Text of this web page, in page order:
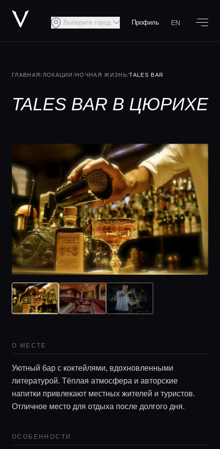
Выберите город Профиль EN
ГЛАВНАЯ/ ЛОКАЦИИ /НОЧНАЯ ЖИЗНЬ/TALES BAR
TALES BAR В ЦЮРИХЕ
О МЕСТЕ
Уютный бар с коктейлями, вдохновленными
литературой. Тёплая атмосфера и авторские
напитки привлекают местных жителей и туристов.
Отличное место для отдыха после долгого дня.
ОСОБЕННОСТИ